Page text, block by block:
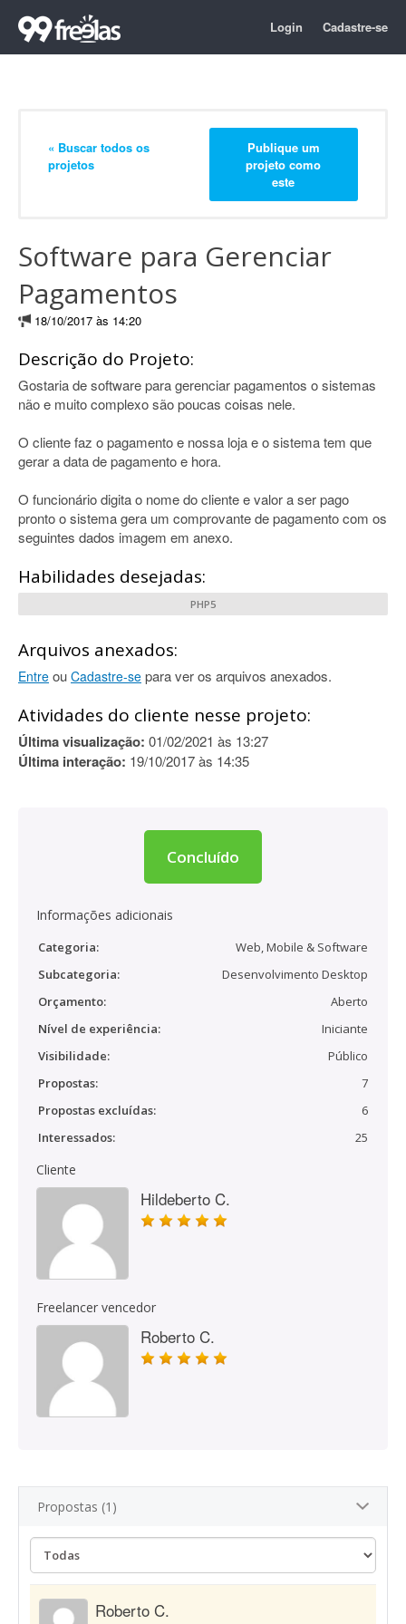
Login Cadastre-se
« Buscar todos os
projetos
Publique um
projeto como
este
Software para Gerenciar
Pagamentos
18/10/2017 às 14:20
Descrição do Projeto:
Gostaria de software para gerenciar pagamentos o sistemas
não e muito complexo são poucas coisas nele.
O cliente faz o pagamento e nossa loja e o sistema tem que
gerar a data de pagamento e hora.
O funcionário digita o nome do cliente e valor a ser pago
pronto o sistema gera um comprovante de pagamento com os
seguintes dados imagem em anexo.
Habilidades desejadas:
PHP5
Arquivos anexados:
Entre ou Cadastre-se para ver os arquivos anexados.
Atividades do cliente nesse projeto:
Última visualização: 01/02/2021 às 13:27
Última interação: 19/10/2017 às 14:35
Concluído
Informações adicionais
Categoria:
Web, Mobile & Software
Subcategoria:
Desenvolvimento Desktop
Orçamento:
Aberto
Nível de experiência:
Iniciante
Visibilidade:
Público
Propostas:
7
Propostas excluídas:
6
Interessados:
25
Cliente
Hildeberto C.
Freelancer vencedor
Roberto C.
Propostas (1)
Roberto C.